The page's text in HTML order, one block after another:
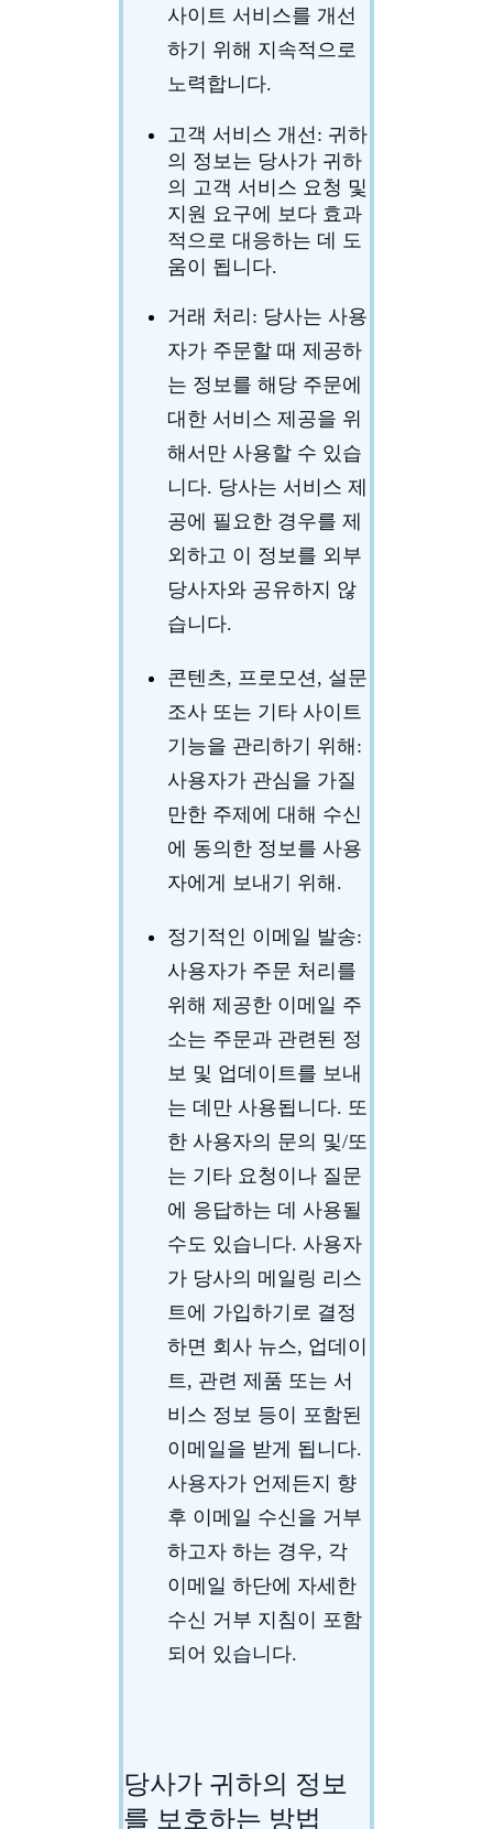
사이트 서비스를 개선
하기 위해 지속적으로
노력합니다.
고객 서비스 개선: 귀하
의 정보는 당사가 귀하
의 고객 서비스 요청 및
지원 요구에 보다 효과
적으로 대응하는 데 도
움이 됩니다.
거래 처리 : 당사는 사용
자가 주문할 때 제공하
는 정보를 해당 주문에
대한 서비스 제공을 위
해서만 사용할 수 있습
니다. 당사는 서비스 제
공에 필요한 경우를 제
외하고 이 정보를 외부
당사자와 공유하지 않
습니다.
콘텐츠, 프로모션, 설문
조사 또는 기타 사이트
기능을 관리하기 위해:
사용자가 관심을 가질
만한 주제에 대해 수신
에 동의한 정보를 사용
자에게 보내기 위해.
정기적인 이메일 발송:
사용자가 주문 처리를
위해 제공한 이메일 주
소는 주문과 관련된 정
보 및 업데이트를 보내
는 데만 사용됩니다. 또
한 사용자의 문의 및/또
는 기타 요청이나 질문
에 응답하는 데 사용될
수도 있습니다. 사용자
가 당사의 메일링 리스
트에 가입하기로 결정
하면 회사 뉴스, 업데이
트, 관련 제품 또는 서
비스 정보 등이 포함된
이메일을 받게 됩니다.
사용자가 언제든지 향
후 이메일 수신을 거부
하고자 하는 경우, 각
이메일 하단에 자세한
수신 거부 지침이 포함
되어 있습니다.
당사가 귀하의 정보
를 보호하는 방법